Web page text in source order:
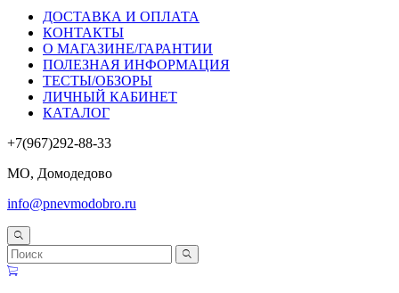
ДОСТАВКА И ОПЛАТА
КОНТАКТЫ
О МАГАЗИНЕ/ГАРАНТИИ
ПОЛЕЗНАЯ ИНФОРМАЦИЯ
ТЕСТЫ/ОБЗОРЫ
ЛИЧНЫЙ КАБИНЕТ
КАТАЛОГ
+7(967)292-88-33
МО, Домодедово
info@pnevmodobro.ru